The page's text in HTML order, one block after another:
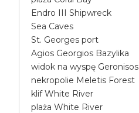
Endro III Shipwreck
Sea Caves
St. Georges port
Agios Georgios Bazylika
widok na wyspę Geronisos
nekropolie Meletis Forest
klif White River
plaża White River